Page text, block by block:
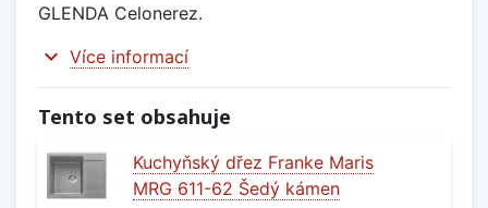
GLENDA Celonerez.
expand_more Více informací
Tento set obsahuje
Kuchyňský dřez Franke Maris
MRG 611-62 Šedý kámen